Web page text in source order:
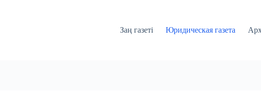
Заң газеті
Юридическая газета